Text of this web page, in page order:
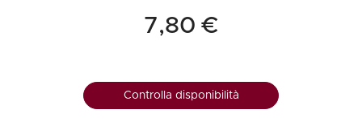
7,80 €
Controlla disponibilità